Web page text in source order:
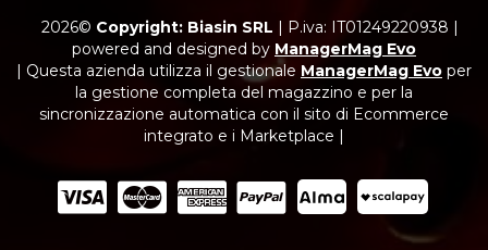
2026© Copyright: Biasin SRL | P.iva: IT01249220938 |
powered and designed by ManagerMag Evo
| Questa azienda utilizza il gestionale ManagerMag Evo per
la gestione completa del magazzino e per la
sincronizzazione automatica con il sito di Ecommerce
integrato e i Marketplace |